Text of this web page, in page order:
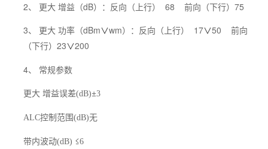
2、 更大 增益（dB）：反向（上行） 68 前向（下行）75
3、 更大 功率（dBm∨wm）：反向（上行） 17∨50 前向
（下行）23∨200
4、 常规参数
更大 增益误差(dB)±3
ALC控制范围(dB)无
带内波动(dB) ≤6